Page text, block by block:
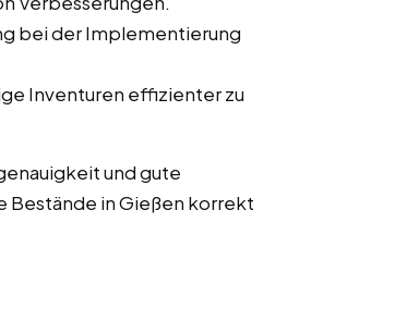
bei der Implementierung
Inventuren effizienter zu
und gute
Bestände in Gießen korrekt